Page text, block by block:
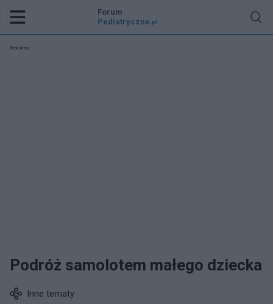
Forum
Pediatryczne .pl
Reklama:
Podróż samolotem małego dziecka
Inne tematy